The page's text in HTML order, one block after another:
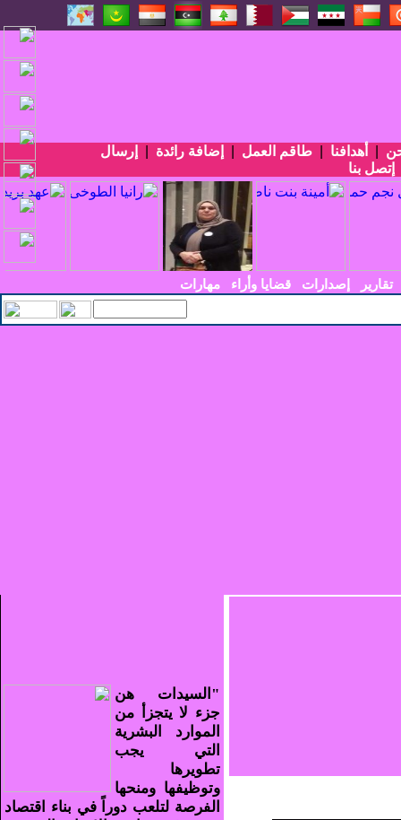
أهدافنا طاقم العمل إضافة رائدة
إرسال
إتصل بنا
تقارير إصدارات قضايا وأراء
مهارات
"السيدات هن
جزء لا يتجزأ من
الموارد البشرية
التي يجب
تطويرها
وتوظيفها ومنحها
الفرصة لتلعب دوراً في بناء اقتصاد